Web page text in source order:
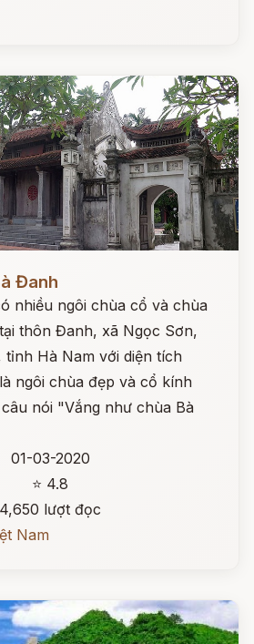
Đanh
nhiều ngôi chùa cổ và chùa
thôn Đanh, xã Ngọc Sơn,
tỉnh Hà Nam với diện tích
ngôi chùa đẹp và cổ kính
nói "Vắng như chùa Bà
01-03-2020
⭐ 4.8
4,650 lượt đọc
Nam